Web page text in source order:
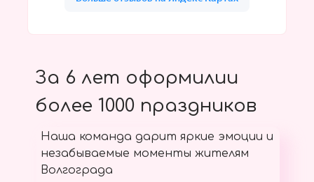
За 6 лет оформилии
более 1000 праздников
Наша команда дарит яркие эмоции и
незабываемые моменты жителям
Волгограда